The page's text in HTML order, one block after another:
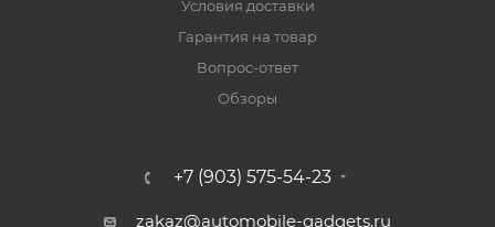
Условия доставки
Гарантия на товар
Вопрос-ответ
Обзоры
+7 (903) 575-54-23
zakaz@automobile-gadgets.ru